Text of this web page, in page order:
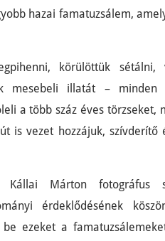
hazai famatuzsálem,
körülöttük sétálni,
mesebeli illatát – minden
a több száz éves törzseket,
is vezet hozzájuk, szívderítő
Márton fotográfus
érdeklődésének
ezeket a